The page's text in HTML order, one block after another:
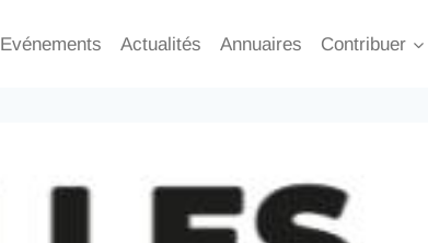
Evénements Actualités Annuaires Contribuer